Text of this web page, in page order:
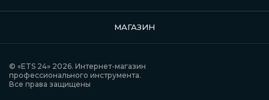
МАГАЗИН
© «ETS 24» 2026. Интернет-магазин
профессионального инструмента.
Все права защищены